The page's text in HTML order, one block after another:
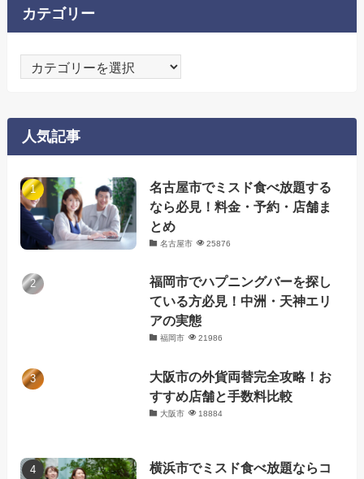
カテゴリー
テ
ー
人気記事
名古屋市でミスド食べ放題する
なら必見！料金・予約・店舗ま
とめ
名古屋市 25876
福岡市でハプニングバーを探し
ている方必見！中洲・天神エリ
アの実態
福岡市 21986
大阪市の外貨両替完全攻略！お
すすめ店舗と手数料比較
大阪市 18884
横浜市でミスド食べ放題ならコ